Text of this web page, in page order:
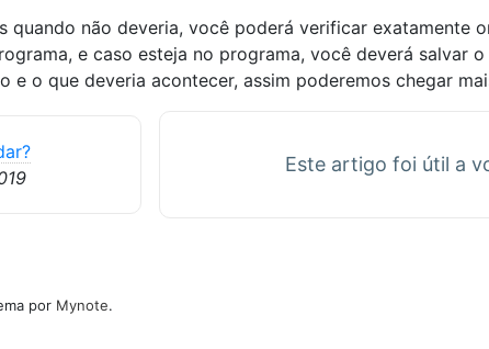
quando não deveria, você poderá verificar exatamente
e caso esteja no programa, você deverá salvar
e o que deveria acontecer, assim poderemos chegar
Este artigo foi útil a
por Mynote.